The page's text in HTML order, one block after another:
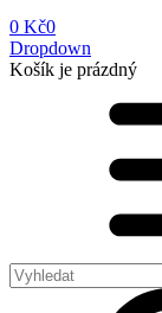
0 Kč0
Dropdown
Košík je prázdný